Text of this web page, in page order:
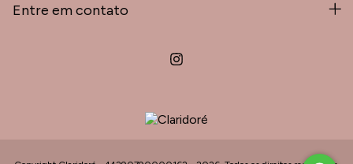
Entre em contato